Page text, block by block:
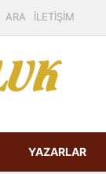
ARA İLETİŞİM
YAZARLAR